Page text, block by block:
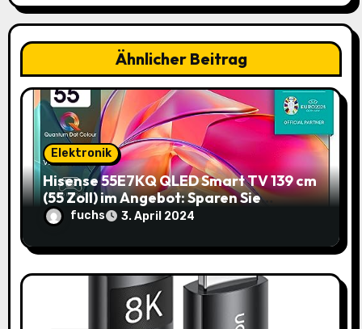
i
g
a
t
o
Ähnlicher Beitrag
Elektronik
Hisense 55E7KQ QLED Smart TV 139 cm
(55 Zoll) im Angebot: Sparen Sie
145,85€!
fuchs 3. April 2024